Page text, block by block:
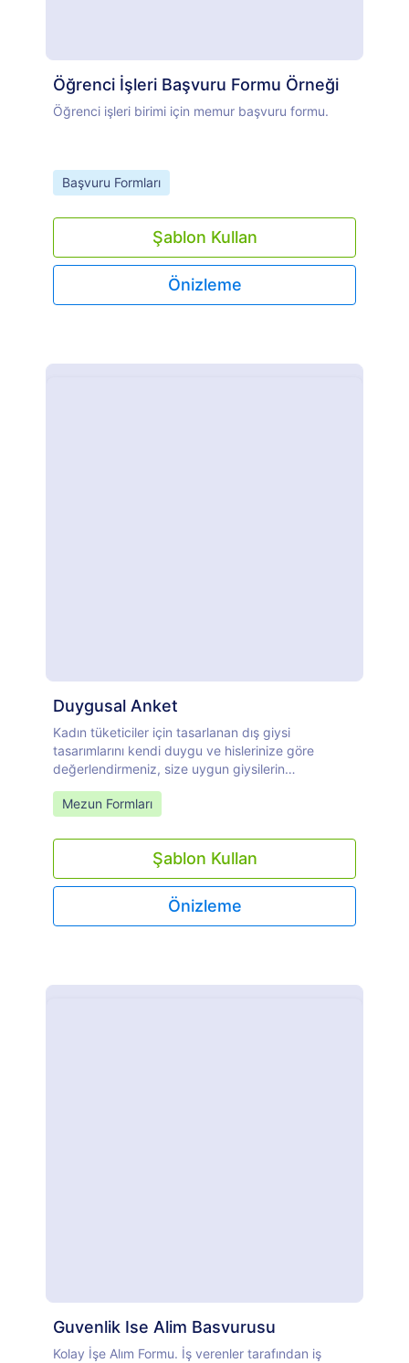
Öğrenci İşleri Başvuru Formu Örneği
Öğrenci işleri birimi için memur başvuru formu.
Go to Category:
Başvuru Formları
Şablon Kullan
Önizleme
Duygusal Anket
Kadın tüketiciler için tasarlanan dış giysi
tasarımlarını kendi duygu ve hislerinize göre
değerlendirmeniz, size uygun giysilerin
paylaşarak destek olunuz.
Go to Category:
Mezun Formları
Şablon Kullan
Önizleme
Guvenlik Ise Alim Basvurusu
Kolay İşe Alım Formu. İş verenler tarafından iş